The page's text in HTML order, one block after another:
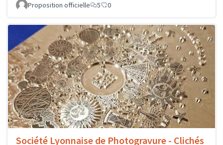
Proposition officielle 5 0
Société Lyonnaise de Photogravure - Clichés